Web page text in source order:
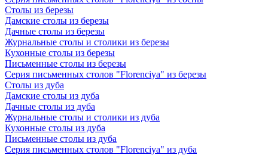
Столы из березы
Дамские столы из березы
Дачные столы из березы
Журнальные столы и столики из березы
Кухонные столы из березы
Письменные столы из березы
Серия письменных столов "Florenciya" из березы
Столы из дуба
Дамские столы из дуба
Дачные столы из дуба
Журнальные столы и столики из дуба
Кухонные столы из дуба
Письменные столы из дуба
Серия письменных столов "Florenciya" из дуба